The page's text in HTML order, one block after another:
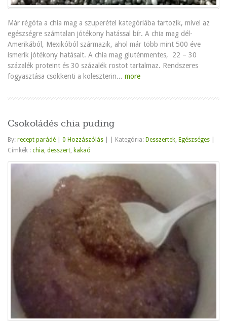
Már régóta a chia mag a szuperétel kategóriába tartozik, mivel az
egészségre számtalan jótékony hatással bír. A chia mag dél-
Amerikából, Mexikóból származik, ahol már több mint 500 éve
ismerik jótékony hatásait. A chia mag gluténmentes, 22 – 30
százalék proteint és 30 százalék rostot tartalmaz. Rendszeres
fogyasztása csökkenti a koleszterin...more
Csokoládés chia puding
By:recept parádé 0 Hozzászólás Kategória: Desszertek, Egészséges
Címkék :chia,desszert, kakaó